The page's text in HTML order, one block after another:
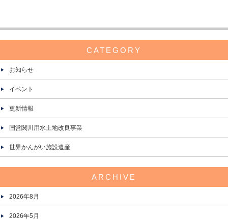
CATEGORY
お知らせ
イベント
更新情報
国営関川用水土地改良事業
世界かんがい施設遺産
ARCHIVE
2026年8月
2026年5月